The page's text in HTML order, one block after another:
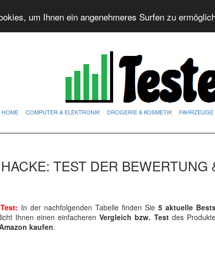
um Ihnen ein angenehmeres Surfen zu
HOME COMPUTER & ELEKTRONIK DROGERIE & KOSMETIK
TEST DER BEWERTUNG
In der nachfolgenden Tabelle finden Sie 5 aktuelle
Ihnen einen einfacherenVergleich bzw. Testdes
kaufen.